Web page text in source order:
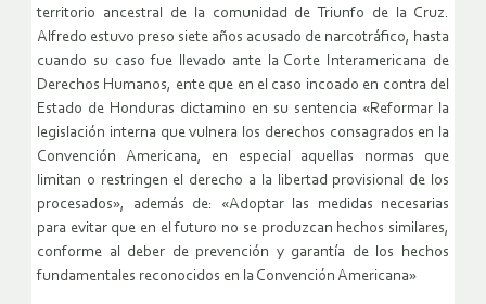
territorio ancestral de la comunidad de Triunfo de la Cruz.
Alfredo estuvo preso siete años acusado de narcotráfico, hasta
cuando su caso fue llevado ante la Corte Interamericana de
Derechos Humanos, ente que en el caso incoado en contra del
Estado de Honduras dictamino en su sentencia «Reformar la
legislación interna que vulnera los derechos consagrados en la
Convención Americana, en especial aquellas normas que
limitan o restringen el derecho a la libertad provisional de los
procesados», además de: «Adoptar las medidas necesarias
para evitar que en el futuro no se produzcan hechos similares,
conforme al deber de prevención y garantía de los hechos
fundamentales reconocidos en la Convención Americana»